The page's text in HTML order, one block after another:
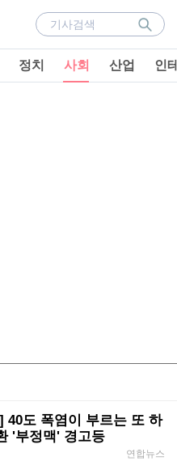
정치 사회 산업 인
40도 폭염이 부르는 또 하
'부정맥' 경고등
연합뉴스